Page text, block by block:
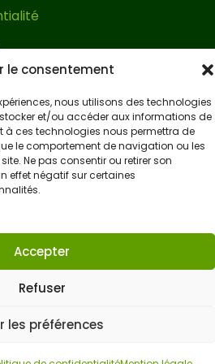
le consentement
nous utilisons des technologies
et/ou accéder aux informations de
à ces technologies nous permettra de
le comportement de navigation ou les
Ne pas consentir ou retirer son
effet négatif sur certaines
Accepter
Refuser
les préférences
d’acheter les vis
fonction de la surface
sera installée.
est livrée avec
pour le bois et un
très facile à
peut être montée en
à deux personnes.
extérieur exclusif en
en bois adossée
de vente